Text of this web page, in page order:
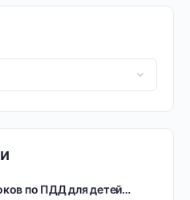
по ПДД для детей…